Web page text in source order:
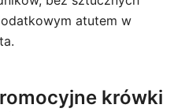
atutem w
krówki